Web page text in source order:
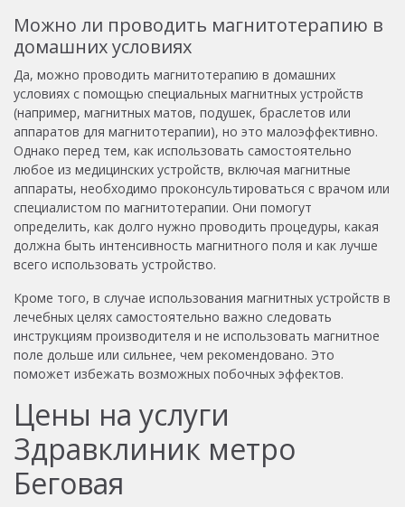
Можно ли проводить магнитотерапию в
домашних условиях
Да, можно проводить магнитотерапию в домашних
условиях с помощью специальных магнитных устройств
(например, магнитных матов, подушек, браслетов или
аппаратов для магнитотерапии), но это малоэффективно.
Однако перед тем, как использовать самостоятельно
любое из медицинских устройств, включая магнитные
аппараты, необходимо проконсультироваться с врачом или
специалистом по магнитотерапии. Они помогут
определить, как долго нужно проводить процедуры, какая
должна быть интенсивность магнитного поля и как лучше
всего использовать устройство.
Кроме того, в случае использования магнитных устройств в
лечебных целях самостоятельно важно следовать
инструкциям производителя и не использовать магнитное
поле дольше или сильнее, чем рекомендовано. Это
поможет избежать возможных побочных эффектов.
Цены на услуги
Здравклиник метро
Беговая